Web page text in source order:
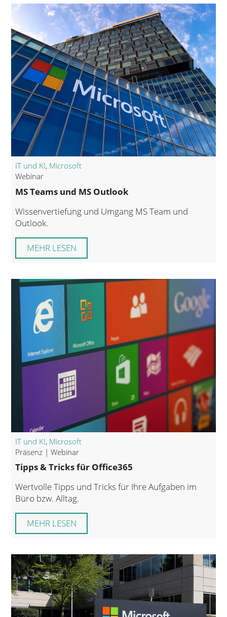
IT und KI, Microsoft
Webinar
MS Teams und MS Outlook
Wissenvertiefung und Umgang MS Team und
Outlook.
MEHR LESEN
IT und KI, Microsoft
Präsenz | Webinar
Tipps & Tricks für Office365
Wertvolle Tipps und Tricks für Ihre Aufgaben im
Büro bzw. Alltag.
MEHR LESEN